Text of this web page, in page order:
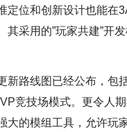
定位和创新设计也能在
其采用的”玩家共建”开
新路线图已经公布，包
竞技场模式。更令人
大的模组工具，允许玩